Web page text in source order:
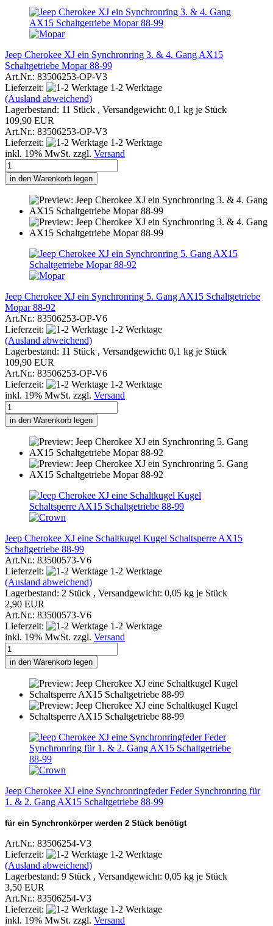
Jeep Cherokee XJ ein Synchronring 3. & 4. Gang AX15
Schaltgetriebe Mopar 88-99
Art.Nr.: 83506253-OP-V3
Lieferzeit:
1-2 Werktage
(Ausland abweichend)
Lagerbestand: 11 Stück , Versandgewicht: 0,1 kg je Stück
109,90 EUR
Art.Nr.: 83506253-OP-V3
Lieferzeit:
1-2 Werktage
inkl. 19% MwSt. zzgl. Versand
in den Warenkorb legen
Jeep Cherokee XJ ein Synchronring 5. Gang AX15 Schaltgetriebe
Mopar 88-92
Art.Nr.: 83506253-OP-V6
Lieferzeit:
1-2 Werktage
(Ausland abweichend)
Lagerbestand: 11 Stück , Versandgewicht: 0,1 kg je Stück
109,90 EUR
Art.Nr.: 83506253-OP-V6
Lieferzeit:
1-2 Werktage
inkl. 19% MwSt. zzgl. Versand
in den Warenkorb legen
Jeep Cherokee XJ eine Schaltkugel Kugel Schaltsperre AX15
Schaltgetriebe 88-99
Art.Nr.: 83500573-V6
Lieferzeit:
1-2 Werktage
(Ausland abweichend)
Lagerbestand: 2 Stück , Versandgewicht: 0,05 kg je Stück
2,90 EUR
Art.Nr.: 83500573-V6
Lieferzeit:
1-2 Werktage
inkl. 19% MwSt. zzgl. Versand
in den Warenkorb legen
Jeep Cherokee XJ eine Synchronringfeder Feder Synchronring für
1. & 2. Gang AX15 Schaltgetriebe 88-99
für ein Synchronkörper werden 2 Stück benötigt
Art.Nr.: 83506254-V3
Lieferzeit:
1-2 Werktage
(Ausland abweichend)
Lagerbestand: 9 Stück , Versandgewicht: 0,05 kg je Stück
3,50 EUR
Art.Nr.: 83506254-V3
Lieferzeit:
1-2 Werktage
inkl. 19% MwSt. zzgl. Versand